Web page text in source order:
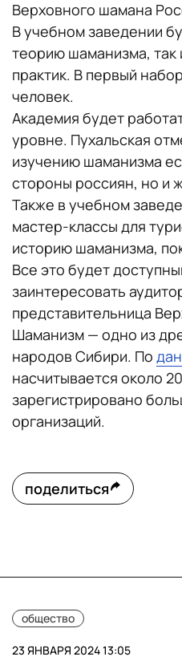
Верховного шамана
В учебном заведении
теорию шаманизма, так
практик. В первый
человек.
Академия будет
уровне. Пухальская
изучению шаманизма
стороны россиян, но и
Также в учебном
мастер-классы для
историю шаманизма,
Все это будет
заинтересовать
представительница
Шаманизм — одно из
народов Сибири. По
насчитывается около
зарегистрировано
организаций.
поделиться
общество
23 ЯНВАРЯ 2024 13:05